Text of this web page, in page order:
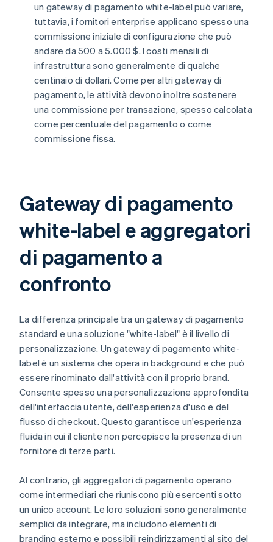
un gateway di pagamento white-label può variare,
tuttavia, i fornitori enterprise applicano spesso una
commissione iniziale di configurazione che può
andare da 500 a 5.000 $. I costi mensili di
infrastruttura sono generalmente di qualche
centinaio di dollari. Come per altri gateway di
pagamento, le attività devono inoltre sostenere
una commissione per transazione, spesso calcolata
come percentuale del pagamento o come
commissione fissa.
Gateway di pagamento
white-label e aggregatori
di pagamento a
confronto
La differenza principale tra un gateway di pagamento
standard e una soluzione "white-label" è il livello di
personalizzazione. Un gateway di pagamento white-
label è un sistema che opera in background e che può
essere rinominato dall'attività con il proprio brand.
Consente spesso una personalizzazione approfondita
dell'interfaccia utente, dell'esperienza d'uso e del
flusso di checkout. Questo garantisce un'esperienza
fluida in cui il cliente non percepisce la presenza di un
fornitore di terze parti.
Al contrario, gli aggregatori di pagamento operano
come intermediari che riuniscono più esercenti sotto
un unico account. Le loro soluzioni sono generalmente
semplici da integrare, ma includono elementi di
branding esterno e possibili reindirizzamenti al sito del